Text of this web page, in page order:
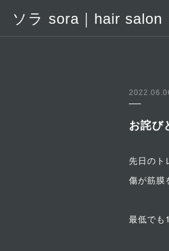
ソラ sora｜hair salon
お詫び
先日のト
傷が筋膜
最低でも